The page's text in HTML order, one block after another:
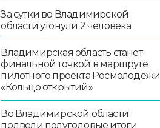
За сутки во Владимирской
области утонули 2 человека
Владимирская область станет
финальной точкой в маршруте
пилотного проекта Росмолодёжи
«Кольцо открытий»
Во Владимирской области
подвели полугодовые итоги